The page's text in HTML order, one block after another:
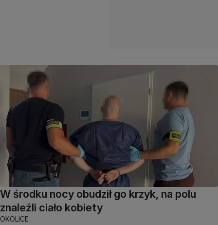
W środku nocy obudził go krzyk, na polu
znaleźli ciało kobiety
OKOLICE